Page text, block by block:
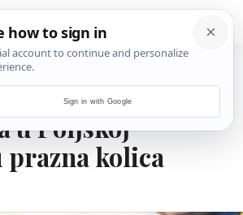
u Poljskoj
kolica
Sign in with Google